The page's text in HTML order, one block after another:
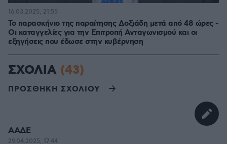
Το παρασκήνιο της παραίτησης Δοξιάδη μετά από 48 ώρες -
Οι καταγγελίες για την Επιτροπή Ανταγωνισμού και οι
εξηγήσεις που έδωσε στην κυβέρνηση
16.03.2025, 21:55
ΣΧΟΛΙΑ (43)
ΠΡΟΣΘΗΚΗ ΣΧΟΛΙΟΥ
ΑΑΔΕ
29.04.2025, 17:44